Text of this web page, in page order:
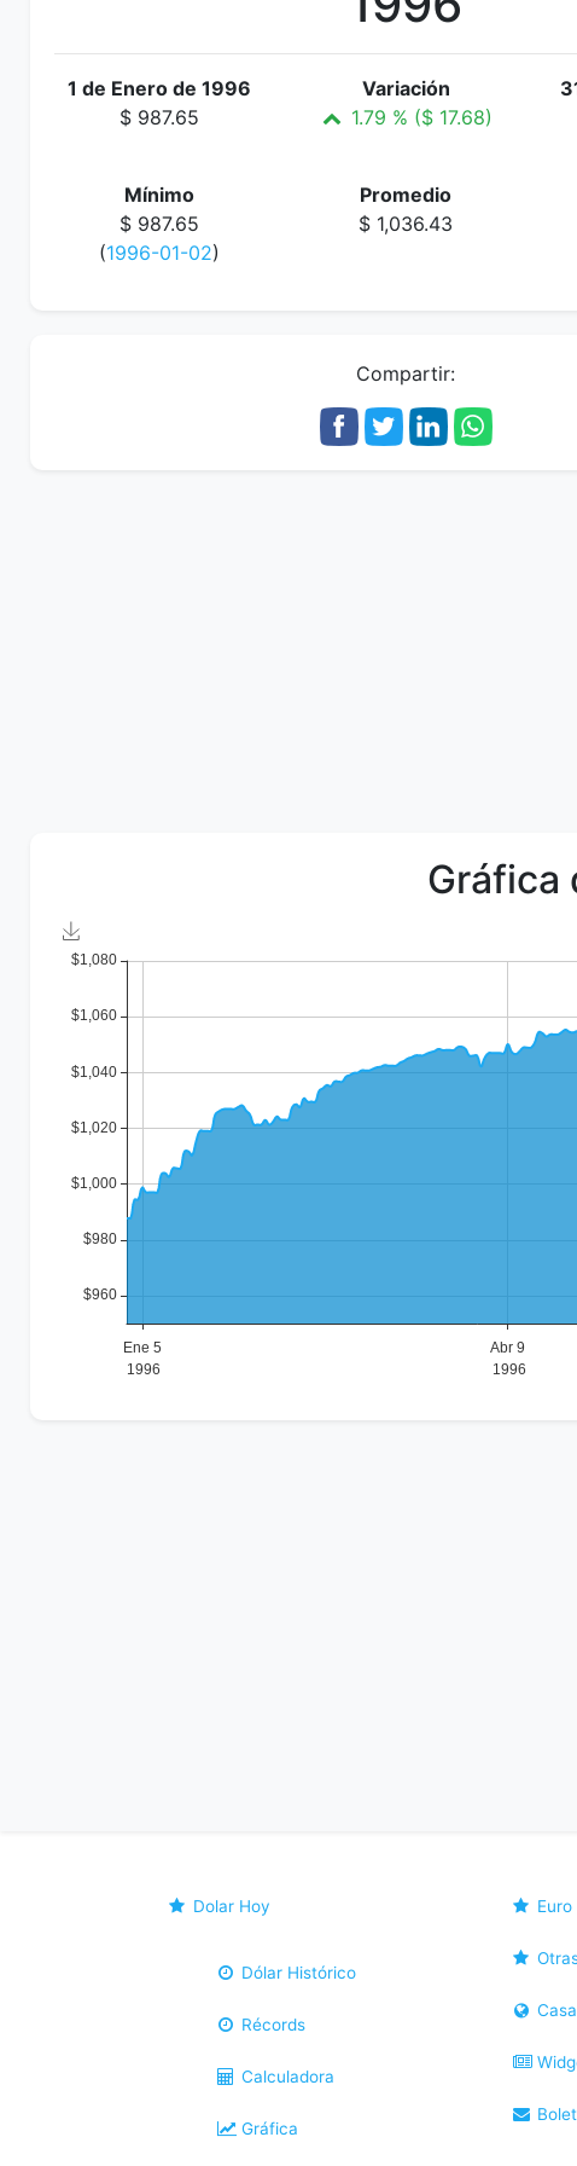
1 de Enero de 1996
$ 987.65
Variación
1.79 % ($ 17.68)
Mínimo
$ 987.65
(1996-01-02)
Promedio
$ 1,036.43
Compartir:
Gráfica
Dolar Hoy
Dólar Histórico
Récords
Calculadora
Gráfica
Euro